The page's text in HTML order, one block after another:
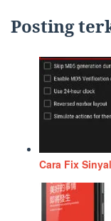
Posting
Cara Fix